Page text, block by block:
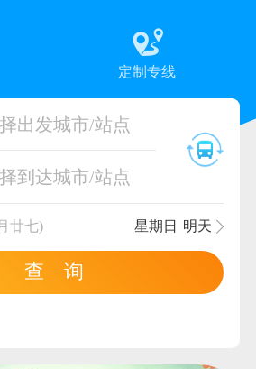
定制专线
出发城市/站点
到达城市/站点
廿七) 星期日 明天
查 询